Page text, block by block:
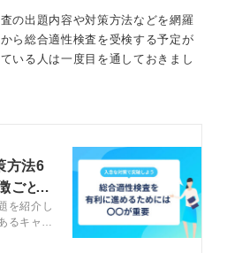
概要を把握しましょう。
をします。
と検索して、解説動画を1本見て
の対策本を買って、1冊に目を
の出題内容や対策方法などを網羅
ら総合適性検査を受検する予定が
いる人は一度目を通しておきまし
方法6
ごと
を紹介し
るキャリ
な対策方